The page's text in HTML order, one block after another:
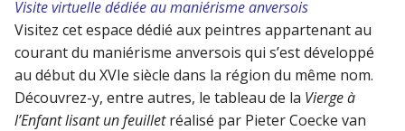
Visite virtuelle dédiée au maniérisme anversois
Visitez cet espace dédié aux peintres appartenant au
courant du maniérisme anversois qui s’est développé
au début du XVIe siècle dans la région du même nom.
Découvrez-y, entre autres, le tableau de la Vierge à
l’Enfant lisant un feuilletréalisé par Pieter Coecke van